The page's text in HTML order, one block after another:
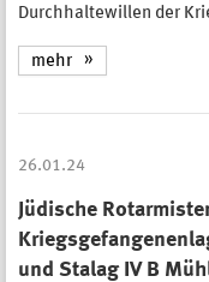
Durchhaltewillen der
mehr
26.01.24
Jüdische
und Stalag IV B